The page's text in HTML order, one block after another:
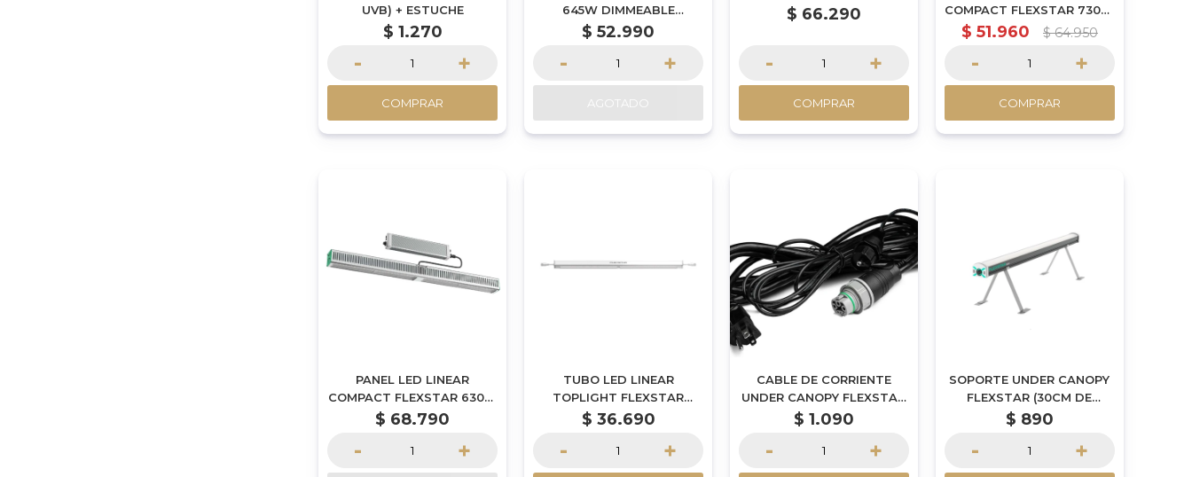
UVB) + ESTUCHE
$ 1.270
- +
COMPRAR
645W DIMMEABLE
PLEGABLE PRO SERIE
ENCARGUE
$ 52.990
- +
AGOTADO
$ 66.290
- +
COMPRAR
COMPACT FLEXSTAR 730W
(R5W)
$ 51.960 $ 64.950
- +
COMPRAR
PANEL LED LINEAR
COMPACT FLEXSTAR 630W
(R8W) | POR ENCARGUE
$ 68.790
- +
TUBO LED LINEAR
TOPLIGHT FLEXSTAR
300W (R9B) | POR
$ 36.690
- +
CABLE DE CORRIENTE
UNDER CANOPY FLEXSTAR
(3MT DE LARGO)
$ 1.090
- +
SOPORTE UNDER CANOPY
FLEXSTAR (30CM DE
ALTURA) / Por Encargue
$ 890
- +